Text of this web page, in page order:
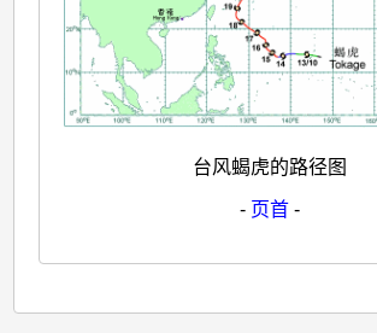
台风蝎虎的路径图
- 页首 -